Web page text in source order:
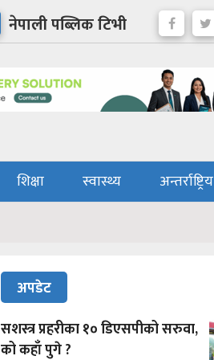
नेपाली पब्लिक टिभी
शिक्षा स्वास्थ्य
अन्तर्राष्ट्रिय
अपडेट
सशस्त्र प्रहरीका १० डिएसपीको सरुवा,
को कहाँ पुगे ?